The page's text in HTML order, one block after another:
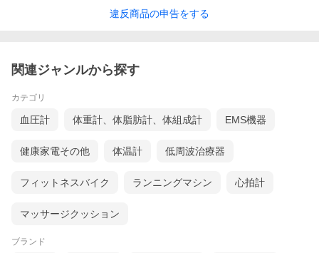
違反商品の申告をする
関連ジャンルから探す
カテゴリ
血圧計 体重計、体脂肪計、体組成計 EMS機器
健康家電その他 体温計 低周波治療器
フィットネスバイク ランニングマシン 心拍計
マッサージクッション
ブランド